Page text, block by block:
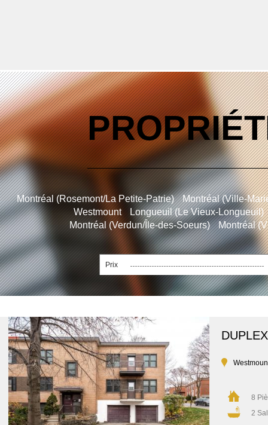
Montréal (Rosemont/La Petite-Patrie)
Montréal (Ville-
Westmount
Longueuil (Le Vieux-Longueuil)
Montréal (Verdun/Île-des-Soeurs)
Montréal
Prix
DUPLEX
8
2